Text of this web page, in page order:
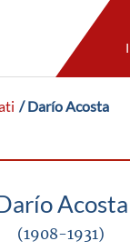
/ Darío Acosta
Acosta
(1908-1931)